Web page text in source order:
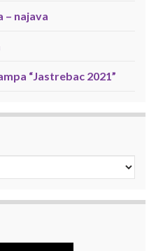
– najava
“Jastrebac 2021”